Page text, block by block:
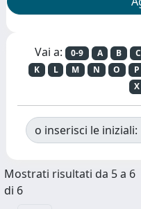
Vai a: 0-9 A B C
K
L M N O P
X
o inserisci le iniziali:
Mostrati risultati da 5 a 6
di 6